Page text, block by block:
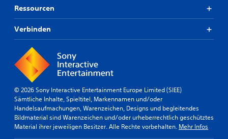
Ressourcen
Verbinden
© 2026 Sony Interactive Entertainment Europe Limited (SIEE)
Sämtliche Inhalte, Spieltitel, Markennamen und/oder
Handelsaufmachungen, Warenzeichen, Designs und begleitendes
Bildmaterial sind Warenzeichen und/oder urheberrechtlich geschütztes
Material ihrer jeweiligen Besitzer. Alle Rechte vorbehalten. Mehr Infos